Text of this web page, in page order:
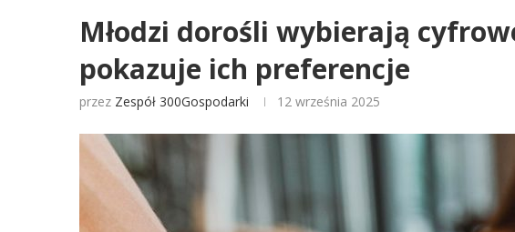
Młodzi dorośli wybierają
pokazuje ich preferencje
przez Zespół 300Gospodarki 12 września 2025